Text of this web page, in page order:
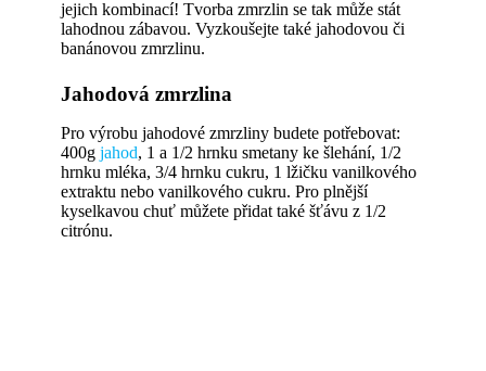
jejich kombinací! Tvorba zmrzlin se tak může stát
lahodnou zábavou. Vyzkoušejte také jahodovou či
banánovou zmrzlinu.
Jahodová zmrzlina
Pro výrobu jahodové zmrzliny budete potřebovat:
400g jahod, 1 a 1/2 hrnku smetany ke šlehání, 1/2
hrnku mléka, 3/4 hrnku cukru, 1 lžičku vanilkového
extraktu nebo vanilkového cukru. Pro plnější
kyselkavou chuť můžete přidat také šťávu z 1/2
citrónu.